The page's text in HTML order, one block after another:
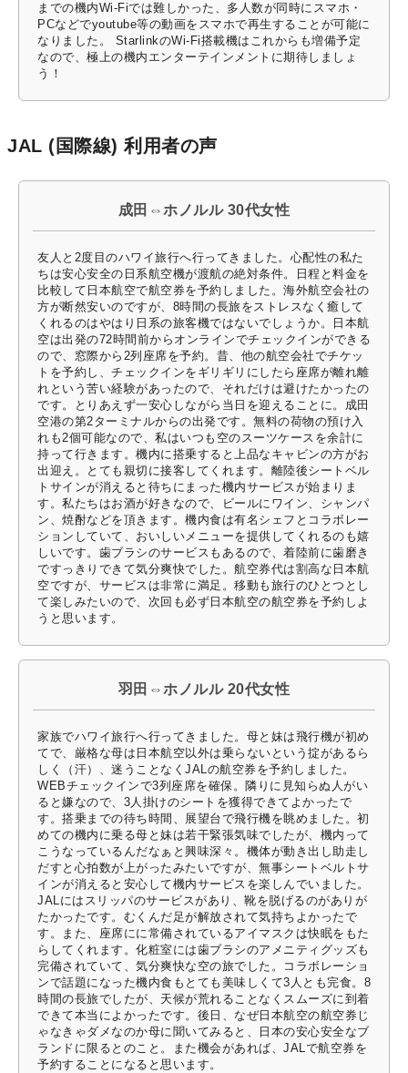
までの機内Wi-Fiでは難しかった、多人数が同時にスマホ・
PCなどでyoutube等の動画をスマホで再生することが可能に
なりました。 StarlinkのWi-Fi搭載機はこれからも増備予定
なので、極上の機内エンターテインメントに期待しましょ
う！
JAL (国際線) 利用者の声
成田⇔ホノルル 30代女性
友人と2度目のハワイ旅行へ行ってきました。心配性の私た
ちは安心安全の日系航空機が渡航の絶対条件。日程と料金を
比較して日本航空で航空券を予約しました。海外航空会社の
方が断然安いのですが、8時間の長旅をストレスなく癒して
くれるのはやはり日系の旅客機ではないでしょうか。日本航
空は出発の72時間前からオンラインでチェックインができる
ので、窓際から2列座席を予約。昔、他の航空会社でチケッ
トを予約し、チェックインをギリギリにしたら座席が離れ離
れという苦い経験があったので、それだけは避けたかったの
です。とりあえず一安心しながら当日を迎えることに。成田
空港の第2ターミナルからの出発です。無料の荷物の預け入
れも2個可能なので、私はいつも空のスーツケースを余計に
持って行きます。機内に搭乗すると上品なキャビンの方がお
出迎え。とても親切に接客してくれます。離陸後シートベル
トサインが消えると待ちにまった機内サービスが始まりま
す。私たちはお酒が好きなので、ビールにワイン、シャンパ
ン、焼酎などを頂きます。機内食は有名シェフとコラボレー
ションしていて、おいしいメニューを提供してくれるのも嬉
しいです。歯ブラシのサービスもあるので、着陸前に歯磨き
ですっきりできて気分爽快でした。航空券代は割高な日本航
空ですが、サービスは非常に満足。移動も旅行のひとつとし
て楽しみたいので、次回も必ず日本航空の航空券を予約しよ
うと思います。
羽田⇔ホノルル 20代女性
家族でハワイ旅行へ行ってきました。母と妹は飛行機が初め
てで、厳格な母は日本航空以外は乗らないという掟があるら
しく（汗）、迷うことなくJALの航空券を予約しました。
WEBチェックインで3列座席を確保。隣りに見知らぬ人がい
ると嫌なので、3人掛けのシートを獲得できてよかったで
す。搭乗までの待ち時間、展望台で飛行機を眺めました。初
めての機内に乗る母と妹は若干緊張気味でしたが、機内って
こうなっているんだなぁと興味深々。機体が動き出し助走し
だすと心拍数が上がったみたいですが、無事シートベルトサ
インが消えると安心して機内サービスを楽しんでいました。
JALにはスリッパのサービスがあり、靴を脱げるのがありが
たかったです。むくんだ足が解放されて気持ちよかったで
す。また、座席にに常備されているアイマスクは快眠をもた
らしてくれます。化粧室には歯ブラシのアメニティグッズも
完備されていて、気分爽快な空の旅でした。コラボレーショ
ンで話題になった機内食もとても美味しくて3人とも完食。8
時間の長旅でしたが、天候が荒れることなくスムーズに到着
できて本当によかったです。後日、なぜ日本航空の航空券じ
ゃなきゃダメなのか母に聞いてみると、日本の安心安全なブ
ランドに限るとのこと。また機会があれば、JALで航空券を
予約することになると思います。